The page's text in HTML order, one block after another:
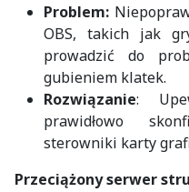
Problem:
OBS, takich jak
prowadzić do
gubieniem klatek.
Rozwiązanie:
prawidłowo
sterowniki karty
Przeciążony serwer